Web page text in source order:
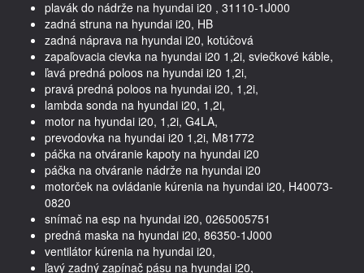
plavák do nádrže na hyundai i20 , 31110-1J000
zadná struna na hyundai i20, HB
zadná náprava na hyundai i20, kotúčová
zapaľovacia cievka na hyundai i20 1,2i, sviečkové káble,
ľavá predná poloos na hyundai i20 1,2i,
pravá predná poloos na hyundai i20, 1,2i,
lambda sonda na hyundai i20, 1,2i,
motor na hyundai i20, 1,2i, G4LA,
prevodovka na hyundai i20 1,2i, M81772
páčka na otváranie kapoty na hyundai i20
páčka na otváranie nádrže na hyundai i20
motorček na ovládanie kúrenia na hyundai i20, H40073-
0820
snímač na esp na hyundai i20, 0265005751
predná maska na hyundai i20, 86350-1J000
ventilátor kúrenia na hyundai i20,
ľavý zadný zapínač pásu na hyundai i20,